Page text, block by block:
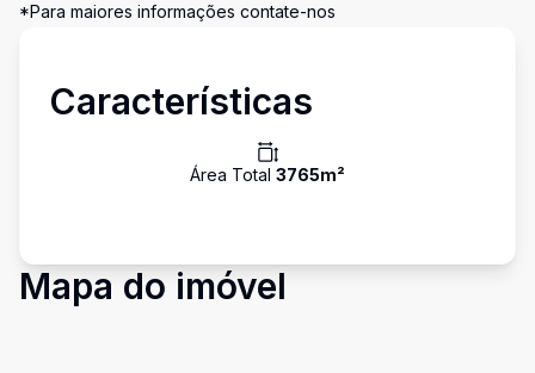
*Para maiores informações contate-nos
Características
Área Total 3765m²
Mapa do imóvel